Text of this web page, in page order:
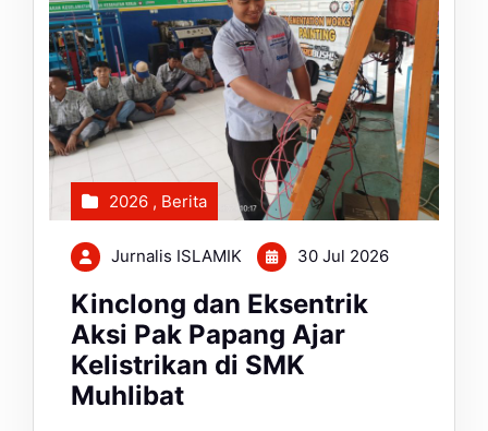
2026 , Berita
Jurnalis ISLAMIK 30 Jul 2026
Kinclong dan Eksentrik
Aksi Pak Papang Ajar
Kelistrikan di SMK
Muhlibat